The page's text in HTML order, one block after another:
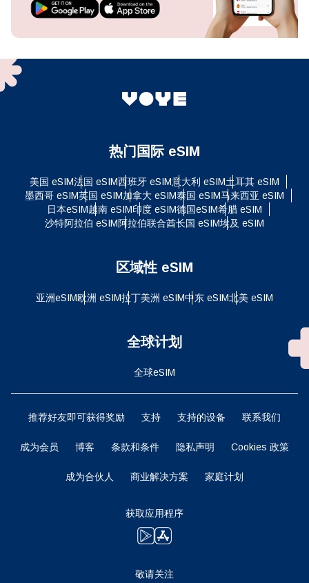
热门国际 eSIM
美国 eSIM法国 eSIM西班牙 eSIM意大利 eSIM土耳其 eSIM
墨西哥 eSIM英国 eSIM加拿大 eSIM泰国 eSIM马来西亚 eSIM
日本eSIM越南 eSIM印度 eSIM德国eSIM希腊 eSIM
沙特阿拉伯 eSIM阿拉伯联合酋长国 eSIM埃及 eSIM
区域性 eSIM
亚洲eSIM欧洲 eSIM拉丁美洲 eSIM中东 eSIM北美 eSIM
全球计划
全球eSIM
推荐好友即可获得奖励 支持 支持的设备 联系我们
成为会员 博客 条款和条件 隐私声明 Cookies 政策
成为合伙人 商业解决方案 家庭计划
获取应用程序
敬请关注